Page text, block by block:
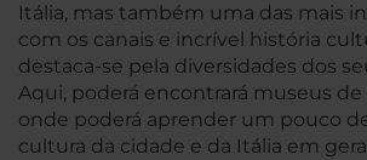
Itália, mas também uma das mais
com os canais e incrível história
destaca-se pela diversidades dos
Aqui, poderá encontrará museus
onde poderá aprender um pouco
cultura da cidade e da Itália em